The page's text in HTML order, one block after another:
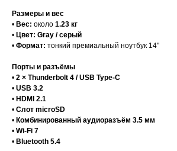
Размеры и вес
• Вес: около 1.23 кг
• Цвет: Gray / серый
• Формат: тонкий премиальный ноутбук 14"
Порты и разъёмы
• 2 × Thunderbolt 4 / USB Type-C
• USB 3.2
• HDMI 2.1
• Слот microSD
• Комбинированный аудиоразъём 3.5 мм
• Wi-Fi 7
• Bluetooth 5.4